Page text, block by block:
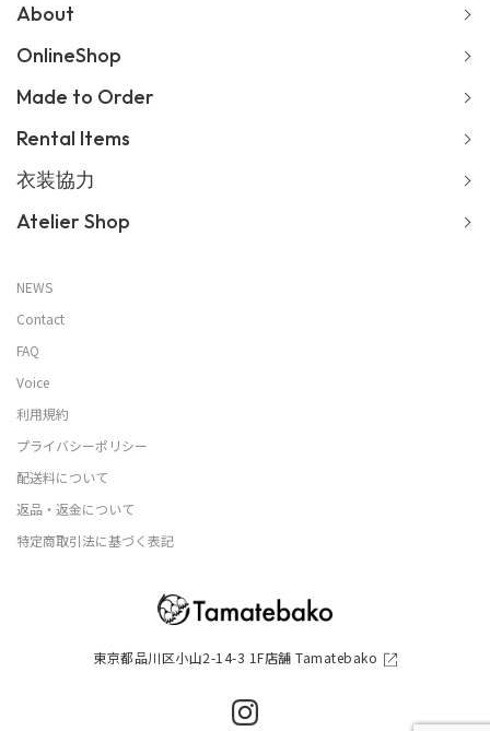
東京都品川区小山2-14-3 1F店舗 Tamatebako
About
OnlineShop
Made to Order
Rental Items
衣装協力
Atelier Shop
NEWS
Contact
FAQ
Voice
利用規約
プライバシーポリシー
配送料について
返品・返金について
特定商取引法に基づく表記